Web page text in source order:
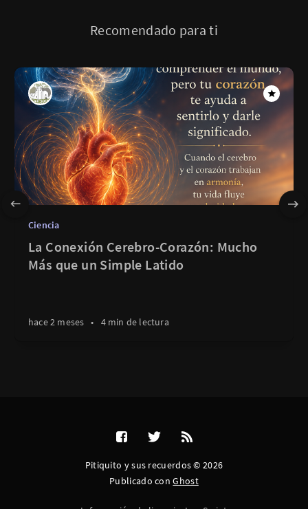
Recomendado para ti
Ciencia
La Conexión Cerebro-Corazón: Mucho
Más que un Simple Latido
hace 2 meses • 4 min de lectura
Pitiquito y sus recuerdos © 2026
Publicado conGhost